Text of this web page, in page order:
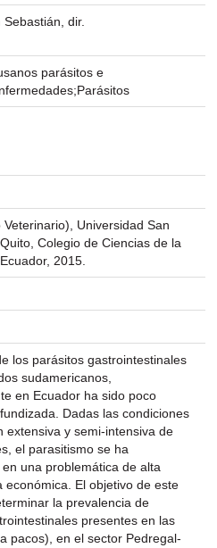
dir.
parásitos e
Veterinario), Universidad San
Colegio de Ciencias de la
2015.
los parásitos gastrointestinales
sudamericanos,
en Ecuador ha sido poco
Dadas las condiciones
extensiva y semi-intensiva de
el parasitismo se ha
una problemática de alta
económica. El objetivo de este
la prevalencia de
presentes en las
pacos), en el sector Pedregal-